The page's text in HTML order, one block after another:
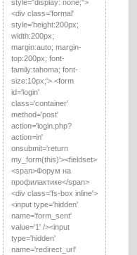
style="display: none;">
<div class='formal'
style='height:200px;
width:200px;
margin:auto; margin-
top:200px; font-
family:tahoma; font-
size:10px;'> <form
id='login'
class='container'
method='post'
action='login.php?
action=in'
onsubmit='return
my_form(this)'><fieldset>
<span>Форум на
профилактике</span>
<div class='fs-box inline'>
<input type='hidden'
name='form_sent'
value='1' /><input
type='hidden'
name='redirect_url'